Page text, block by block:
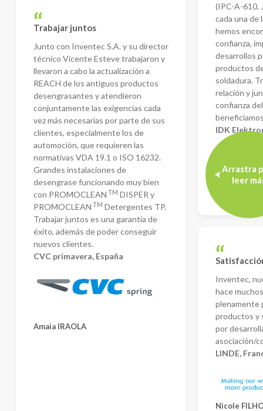
Arrastra
leer
Trabajar juntos
Junto con Inventec S.A. y su director
técnico Vicente Esteve trabajaron y
llevaron a cabo la actualización a
REACH de los antiguos productos
desengrasantes y atendieron
conjuntamente las exigencias cada
vez más necesarias por parte de sus
clientes, especialmente los de
automoción, que requieren las
normativas VDA 19.1 o ISO 16232.
Grandes instalaciones de
desengrase funcionando muy bien
con PROMOCLEAN TM DISPER y
PROMOCLEAN TM Detergentes TP.
Trabajar juntos es una garantía de
éxito, además de poder conseguir
nuevos clientes.
CVC primavera, España
Amaia IRAOLA
(IPC-A-610,
cada una de
hemos
confianza,
desarrollos
productos
soldadura.
relación y
confianza
IDK
Juanjo
Inventec,
hace
plenamente
productos y
por
asociación/
LINDE,
Nicole